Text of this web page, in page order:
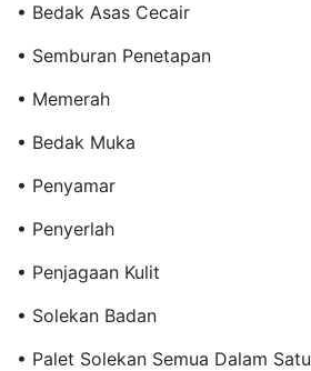
• Bedak Asas Cecair
• Semburan Penetapan
• Memerah
• Bedak Muka
• Penyamar
• Penyerlah
• Penjagaan Kulit
• Solekan Badan
• Palet Solekan Semua Dalam Satu